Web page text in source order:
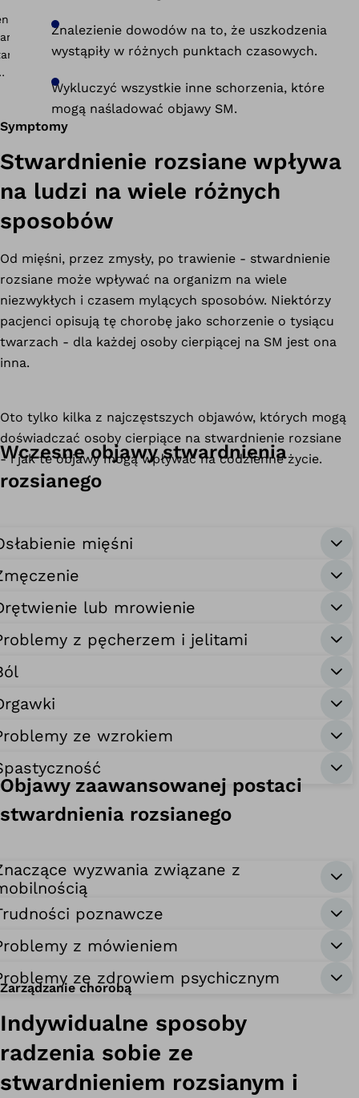
Znalezienie dowodów na to, że uszkodzenia
wystąpiły w różnych punktach czasowych.
Wykluczyć wszystkie inne schorzenia, które
mogą naśladować objawy SM.
Symptomy
Stwardnienie rozsiane wpływa
na ludzi na wiele różnych
sposobów
Od mięśni, przez zmysły, po trawienie - stwardnienie
rozsiane może wpływać na organizm na wiele
niezwykłych i czasem mylących sposobów. Niektórzy
pacjenci opisują tę chorobę jako schorzenie o tysiącu
twarzach - dla każdej osoby cierpiącej na SM jest ona
inna.
Oto tylko kilka z najczęstszych objawów, których mogą
doświadczać osoby cierpiące na stwardnienie rozsiane
- i jak te objawy mogą wpływać na codzienne życie.
Wczesne objawy stwardnienia
rozsianego
mięśni
lub mrowienie
z pęcherzem i jelitami
ze wzrokiem
Objawy zaawansowanej postaci
stwardnienia rozsianego
wyzwania związane z
poznawcze
z mówieniem
ze zdrowiem psychicznym
Zarządzanie chorobą
Indywidualne sposoby
radzenia sobie ze
stwardnieniem rozsianym i